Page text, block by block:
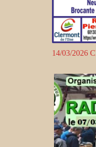
14/03/2026